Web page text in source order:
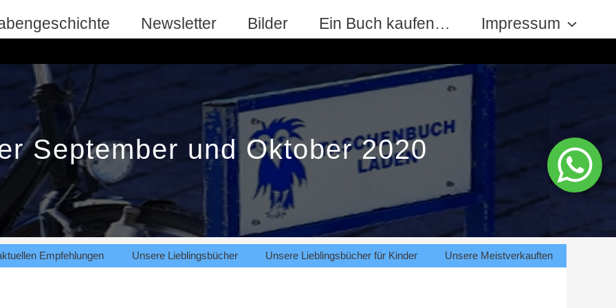
Newsletter Bilder Ein Buch kaufen… Impressum
September und Oktober 2020
Empfehlungen Unsere Lieblingsbücher Unsere Lieblingsbücher für Kinder Unsere Meistverkauften